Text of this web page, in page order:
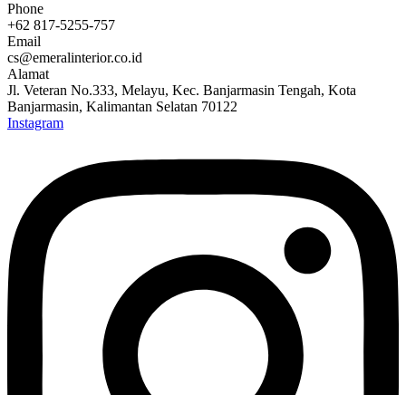
Phone
+62 817-5255-757
Email
cs@emeralinterior.co.id
Alamat
Jl. Veteran No.333, Melayu, Kec. Banjarmasin Tengah, Kota
Banjarmasin, Kalimantan Selatan 70122
Instagram